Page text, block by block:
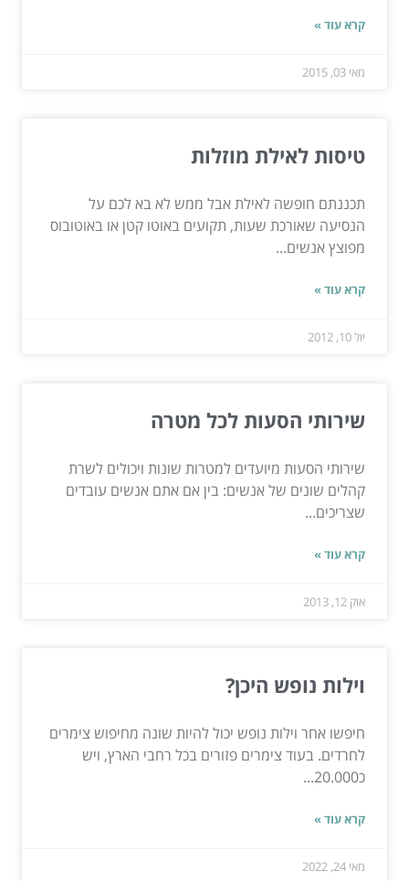
קרא עוד »
מאי 03, 2015
טיסות לאילת מוזלות
תכננתם חופשה לאילת אבל ממש לא בא לכם על
הנסיעה שאורכת שעות, תקועים באוטו קטן או באוטובוס
מפוצץ אנשים...
קרא עוד »
יול 10, 2012
שירותי הסעות לכל מטרה
שירותי הסעות מיועדים למטרות שונות ויכולים לשרת
קהלים שונים של אנשים: בין אם אתם אנשים עובדים
שצריכים...
קרא עוד »
אוק 12, 2013
וילות נופש היכן?
חיפשו אחר וילות נופש יכול להיות שונה מחיפוש צימרים
לחרדים. בעוד צימרים פזורים בכל רחבי הארץ, ויש
כ20.000...
קרא עוד »
מאי 24, 2022